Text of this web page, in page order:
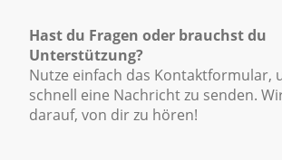
Hast du Fragen oder brauchst du
Unterstützung?
Nutze einfach das Kontaktformular,
schnell eine Nachricht zu senden.
darauf, von dir zu hören!